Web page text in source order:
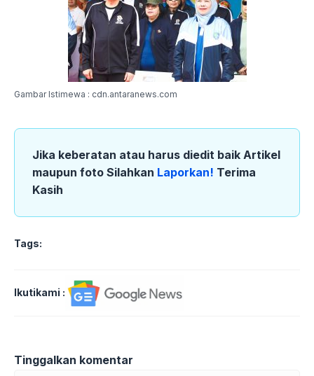
Gambar Istimewa : cdn.antaranews.com
Jika keberatan atau harus diedit baik Artikel
maupun foto Silahkan Laporkan! Terima
Kasih
Tags:
Ikutikami :
Tinggalkan komentar